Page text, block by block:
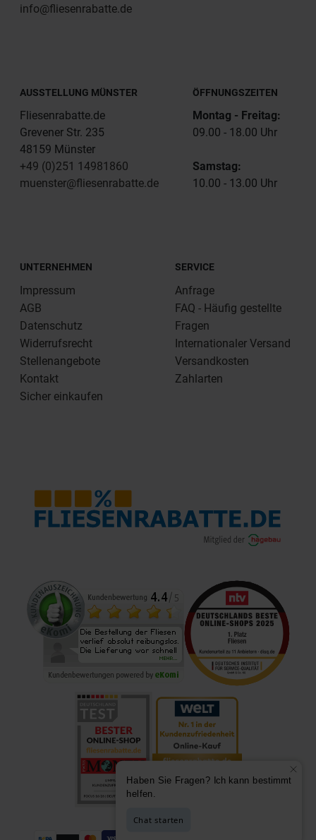
info@fliesenrabatte.de
AUSSTELLUNG MÜNSTER
Fliesenrabatte.de
Grevener Str. 235
48159 Münster
+49 (0)251 14981860
muenster@fliesenrabatte.de
ÖFFNUNGSZEITEN
Montag - Freitag:
09.00 - 18.00 Uhr
Samstag:
10.00 - 13.00 Uhr
UNTERNEHMEN
Impressum
AGB
Datenschutz
Widerrufsrecht
Stellenangebote
Kontakt
Sicher einkaufen
SERVICE
Anfrage
FAQ - Häufig gestellte
Fragen
Internationaler Versand
Versandkosten
Zahlarten